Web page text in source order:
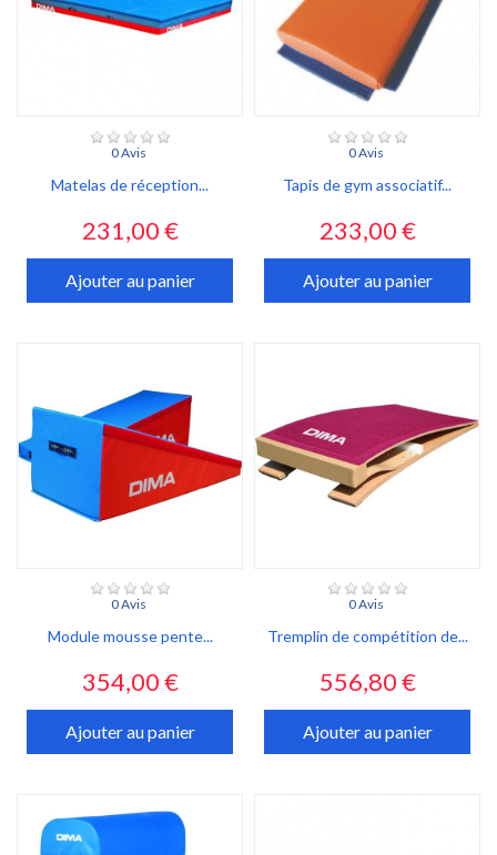
0 Avis
Matelas de réception...
Prix
231,00 €
Ajouter au panier
0 Avis
Tapis de gym associatif...
Prix
233,00 €
Ajouter au panier
0 Avis
Module mousse pente...
Prix
354,00 €
Ajouter au panier
0 Avis
Tremplin de compétition de...
Prix
556,80 €
Ajouter au panier